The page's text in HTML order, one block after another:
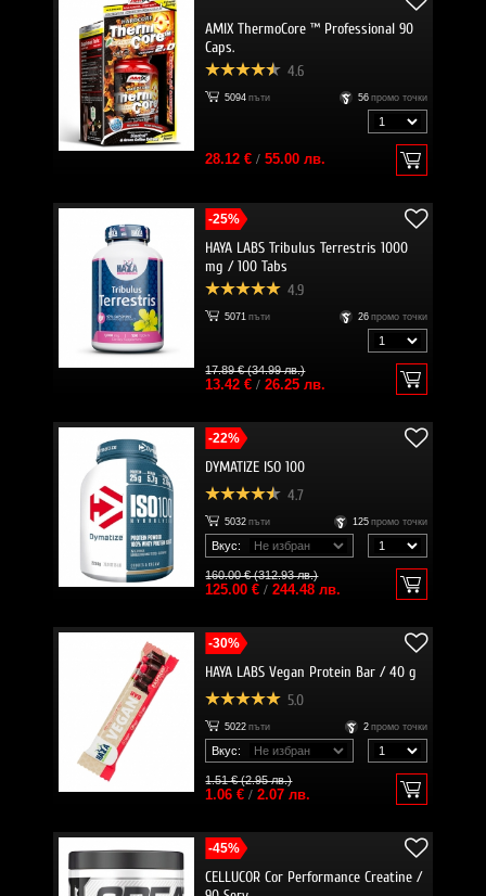
AMIX ThermoCore ™ Professional 90
Caps.
4.6
5094 пъти 56 промо точки
28.12 €/ 55.00 лв.
-25%
HAYA LABS Tribulus Terrestris 1000
mg / 100 Tabs
4.9
5071 пъти 26 промо точки
17.89 € (34.99 лв.)
13.42 €/ 26.25 лв.
-22%
DYMATIZE ISO 100
4.7
5032 пъти 125 промо точки
Вкус:
160.00 € (312.93 лв.)
125.00 €/ 244.48 лв.
-30%
HAYA LABS Vegan Protein Bar / 40 g
5.0
5022 пъти 2 промо точки
Вкус:
1.51 € (2.95 лв.)
1.06 €/ 2.07 лв.
-45%
CELLUCOR Cor Performance Creatine /